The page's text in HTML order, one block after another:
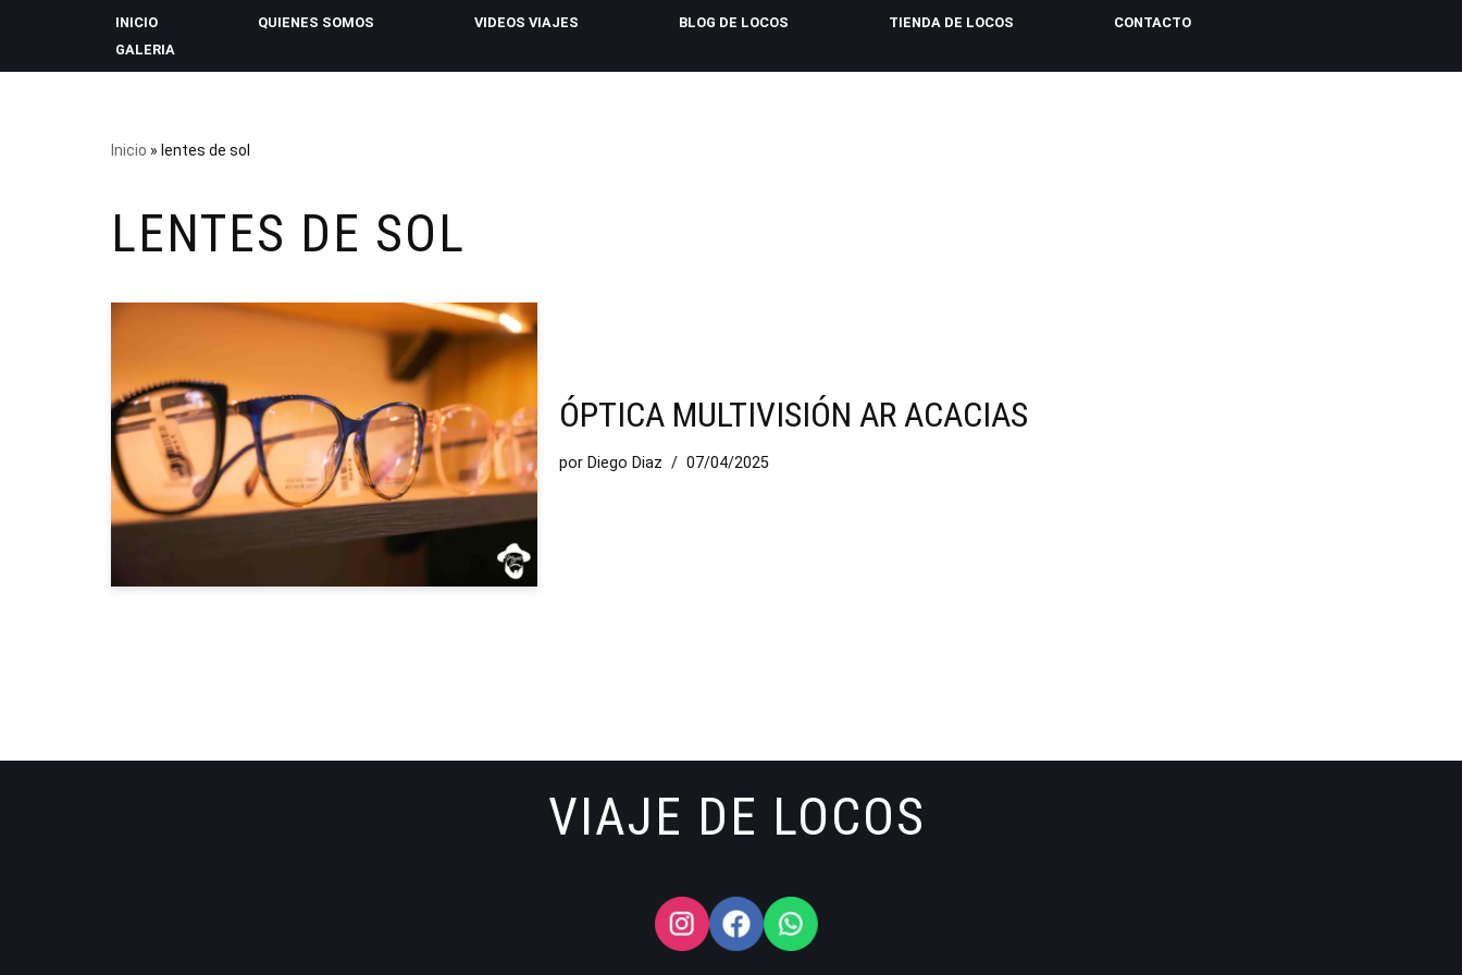
INICIO QUIENES SOMOS VIDEOS VIAJES BLOG DE LOCOS TIENDA DE LOCOS
CONTACTO
GALERIA
Inicio » lentes de sol
LENTES DE SOL
ÓPTICA MULTIVISIÓN AR ACACIAS
por Diego Diaz 07/04/2025
VIAJE DE LOCOS